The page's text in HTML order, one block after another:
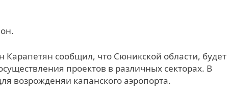
сообщил, что Сюникской области, будет
проектов в различных секторах. В
возрожденяи капанского аэропорта.